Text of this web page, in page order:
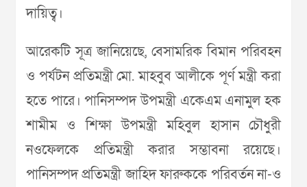
দায়িত্ব।
আরেকটি সূত্র জানিয়েছে, বেসামরিক বিমান পরিবহন
ও পর্যটন প্রতিমন্ত্রী মো. মাহবুব আলীকে পূর্ণ মন্ত্রী করা
হতে পারে। পানিসম্পদ উপমন্ত্রী একেএম এনামুল হক
শামীম ও শিক্ষা উপমন্ত্রী মহিবুল হাসান চৌধুরী
নওফেলকে প্রতিমন্ত্রী করার সম্ভাবনা রয়েছে।
পানিসম্পদ প্রতিমন্ত্রী জাহিদ ফারুককে পরিবর্তন না-ও